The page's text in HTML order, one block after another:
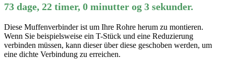
73 dage, 22 timer, 0 minutter og 3 sekunder.
Diese Muffenverbinder ist um Ihre Rohre herum zu montieren.
Wenn Sie beispielsweise ein T-Stück und eine Reduzierung
verbinden müssen, kann dieser über diese geschoben werden, um
eine dichte Verbindung zu erreichen.